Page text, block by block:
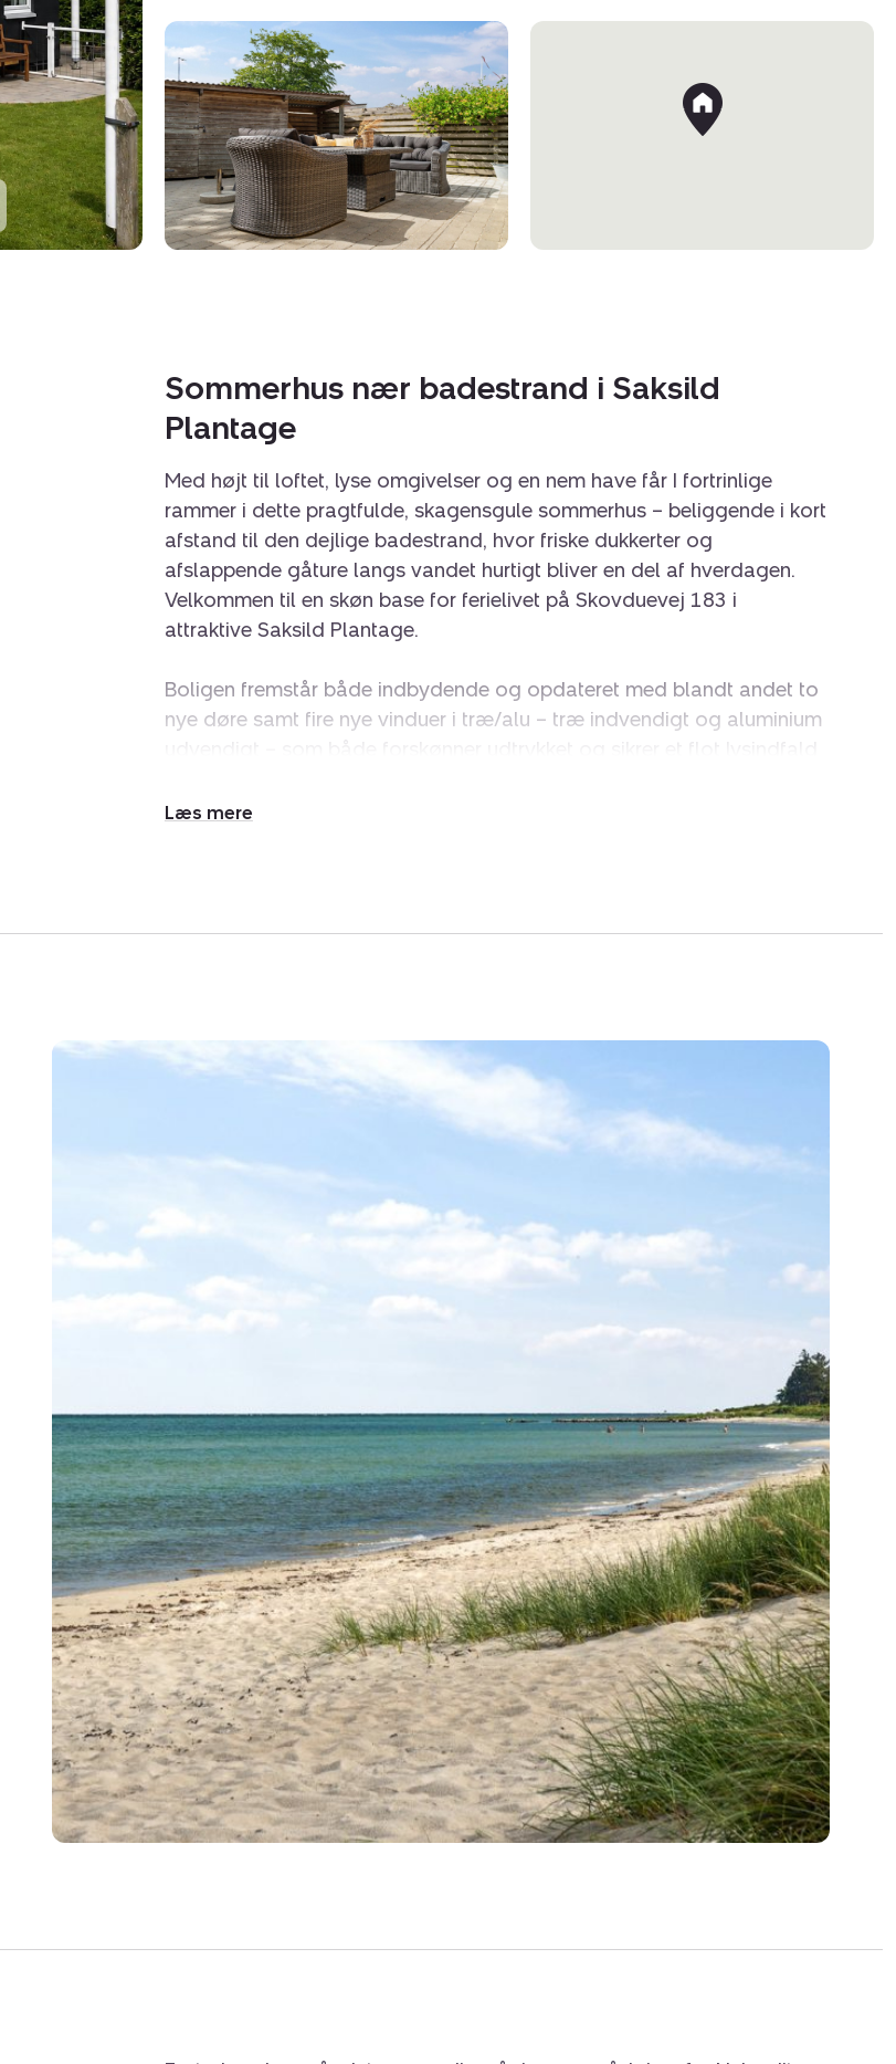
Sommerhus nær badestrand i Saksild
Plantage
Med højt til loftet, lyse omgivelser og en nem have får I fortrinlige
rammer i dette pragtfulde, skagensgule sommerhus – beliggende i kort
afstand til den dejlige badestrand, hvor friske dukkerter og
afslappende gåture langs vandet hurtigt bliver en del af hverdagen.
Velkommen til en skøn base for ferielivet på Skovduevej 183 i
attraktive Saksild Plantage.
Boligen fremstår både indbydende og opdateret med blandt andet to
nye døre samt fire nye vinduer i træ/alu – træ indvendigt og aluminium
planløsning udnyttes hver en kvadratmeter optimalt, hvilket giver en
nyde havets ro året rundt. Samtidig finder I både indkøb, minigolf og
Udenfor venter en dejlig og nem grund, der indbyder til afslapning og
samvær på solrige dage. Her er en overskuelig græsplæne, hyggelige
kroge og et stemningsfuldt gårdmiljø, perfekt til lange frokoster under
åben himmel. Den overdækkede terrasse forlænger udesæsonen og
skaber en glidende overgang mellem inde- og udeliv. Dertil kommer
både anneks( reg. udhus) og skur med overdækning. Hele huset blev
desuden malet ind- og udvendigt i foråret 2021.
Indendørs samles I i det skønne opholdsmiljø med åben forbindelse
mellem stue og køkken-alrum. Her skaber den imponerende loftshøjde
og de store vinduespartier en lys og luftig atmosfære, mens udgangen
Køkkenet byder på god opbevaringsplads og funktionelle rammer, så
madlavningen bliver en fornøjelse i selskab med familie og gæster.
Boligen rummer desuden to gode værelser samt et badeværelse med
bruseniche, gulvvarme og plads til vaskemaskine.
Kort sagt: Et charmerende og velopdateret fritidshus med en attraktiv
beliggenhed – tæt på en af områdets bedste badestrande.